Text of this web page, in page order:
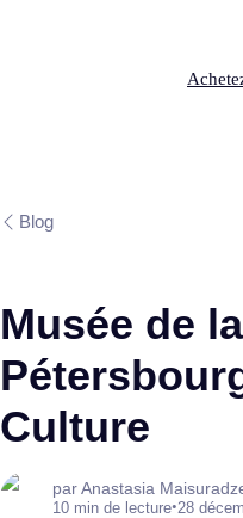
Blog
Musée de
Culture
par Anastasia
10 min de lecture•28